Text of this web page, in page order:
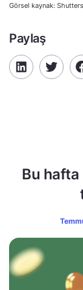
Görsel kaynak:
Paylaş
Bu hafta